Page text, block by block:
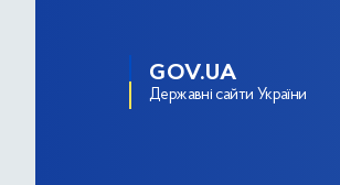
GOV.UA
Державні сайти України